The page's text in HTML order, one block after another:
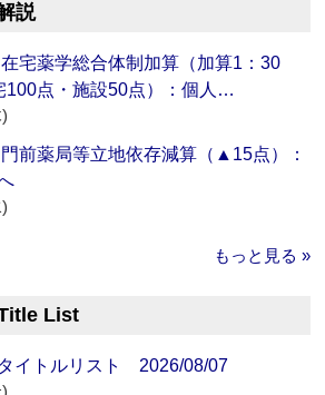
説
在宅薬学総合体制加算（加算1：30
100点・施設50点）：個人…
門前薬局等立地依存減算（▲15点）：
もっと見る »
List
イトルリスト 2026/08/07